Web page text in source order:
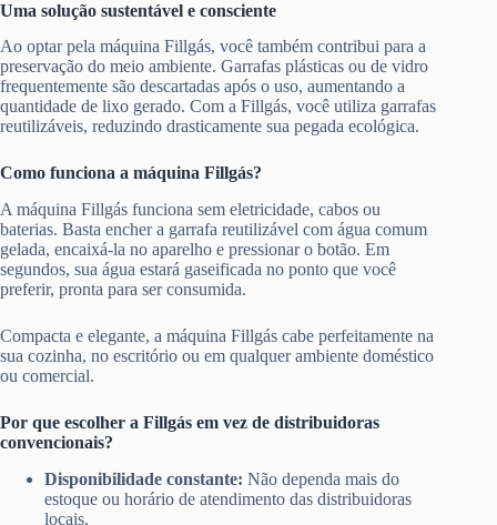
Uma solução sustentável e consciente
Ao optar pela máquina Fillgás, você também contribui para a
preservação do meio ambiente. Garrafas plásticas ou de vidro
frequentemente são descartadas após o uso, aumentando a
quantidade de lixo gerado. Com a Fillgás, você utiliza garrafas
reutilizáveis, reduzindo drasticamente sua pegada ecológica.
Como funciona a máquina Fillgás?
A máquina Fillgás funciona sem eletricidade, cabos ou
baterias. Basta encher a garrafa reutilizável com água comum
gelada, encaixá-la no aparelho e pressionar o botão. Em
segundos, sua água estará gaseificada no ponto que você
preferir, pronta para ser consumida.
Compacta e elegante, a máquina Fillgás cabe perfeitamente na
sua cozinha, no escritório ou em qualquer ambiente doméstico
ou comercial.
Por que escolher a Fillgás em vez de distribuidoras
convencionais?
Disponibilidade constante: Não dependa mais do
estoque ou horário de atendimento das distribuidoras
locais.